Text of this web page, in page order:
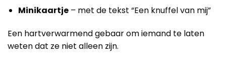
Minikaartje– met de tekst “Een knuffel van mij”
Een hartverwarmend gebaar om iemand te laten
weten dat ze niet alleen zijn.